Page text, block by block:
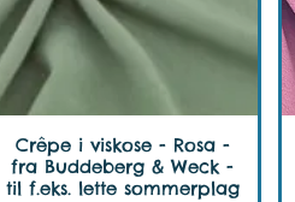
Crêpe i viskose - Rosa -
fra Buddeberg & Weck -
til f.eks. lette sommerplag